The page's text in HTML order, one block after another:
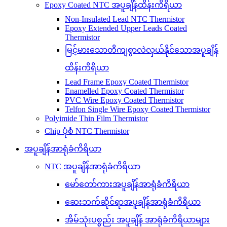
Epoxy Coated NTC အပူချိန်ထိန်းကိရိယာ
Non-Insulated Lead NTC Thermistor
Epoxy Extended Upper Leads Coated
Thermistor
မြင့်မားသောတိကျစွာလဲလှယ်နိုင်သောအပူချိန်
ထိန်းကိရိယာ
Lead Frame Epoxy Coated Thermistor
Enamelled Epoxy Coated Thermistor
PVC Wire Epoxy Coated Thermistor
Telfon Single Wire Epoxy Coated Thermistor
Polyimide Thin Film Thermistor
Chip ပုံစံ NTC Thermistor
အပူချိန်အာရုံခံကိရိယာ
NTC အပူချိန်အာရုံခံကိရိယာ
မော်တော်ကားအပူချိန်အာရုံခံကိရိယာ
ဆေးဘက်ဆိုင်ရာအပူချိန်အာရုံခံကိရိယာ
အိမ်သုံးပစ္စည်း အပူချိန် အာရုံခံကိရိယာများ